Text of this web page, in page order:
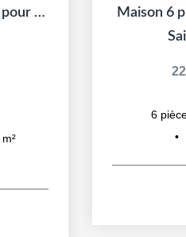
Coup de coeur assuré pour cette maison récemment rénovée...
m²
Maison 6
6